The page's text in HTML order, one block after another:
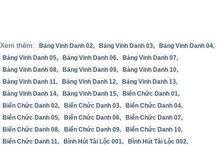
Xem thêm: Bảng Vinh Danh 02, Bảng Vinh Danh 03,
Bảng Vinh Danh 04,
Bảng Vinh Danh 05,
Bảng Vinh Danh 06,
Bảng Vinh Danh 07,
Bảng Vinh Danh 08,
Bảng Vinh Danh 09,
Bảng Vinh Danh 10,
Bảng Vinh Danh 11,
Bảng Vinh Danh 12,
Bảng Vinh Danh 13,
Bảng Vinh Danh 14,
Bảng Vinh Danh 15,
Biển Chức Danh 01,
Biển Chức Danh 02,
Biển Chức Danh 03,
Biển Chức Danh 04,
Biển Chức Danh 05,
Biển Chức Danh 06,
Biển Chức Danh 07,
Biển Chức Danh 08,
Biển Chức Danh 09,
Biển Chức Danh 10,
Biển Chức Danh 11,
Bình Hút Tài Lộc 001,
Bình Hút Tài Lộc 002,